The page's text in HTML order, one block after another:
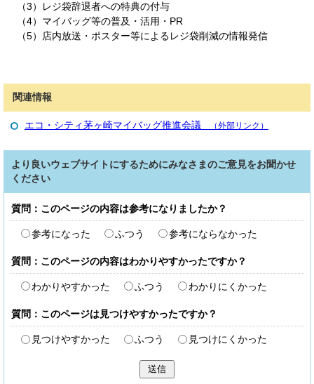
（3）レジ袋辞退者への特典の付与
（4）マイバッグ等の普及・活用・PR
（5）店内放送・ポスター等によるレジ袋削減の情報発信
関連情報
エコ・シティ茅ヶ崎マイバッグ推進会議 （外部リンク）
より良いウェブサイトにするためにみなさまのご意見をお聞かせ
ください
質問：このページの内容は参考になりましたか？
参考になった ふつう 参考にならなかった
質問：このページの内容はわかりやすかったですか？
わかりやすかった ふつう わかりにくかった
質問：このページは見つけやすかったですか？
見つけやすかった ふつう 見つけにくかった
送信